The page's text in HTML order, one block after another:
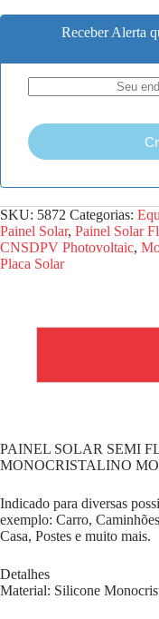
Receber Alerta
SKU: 5872 Categorias:
Painel Solar, Painel Solar
CNSDPV Photovoltaic,
Placa Solar
PAINEL SOLAR SEMI
MONOCRISTALINO
Indicado para diversas
exemplo: Carro,
Casa, Postes e muito mais.
Detalhes
Material: Silicone